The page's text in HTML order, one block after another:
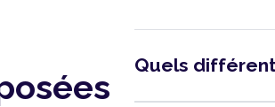
Quels